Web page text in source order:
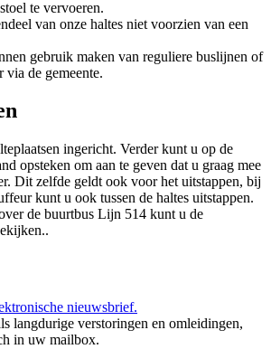
te vervoeren.
van onze haltes niet voorzien van een
gebruik maken van reguliere buslijnen of
de gemeente.
ingericht. Verder kunt u op de
opsteken om aan te geven dat u graag mee
Dit zelfde geldt ook voor het uitstappen, bij
kunt u ook tussen de haltes uitstappen.
de buurtbus Lijn 514 kunt u de
nieuwsbrief.
langdurige verstoringen en omleidingen,
in uw mailbox.